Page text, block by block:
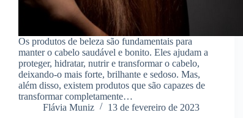
Os produtos de beleza são fundamentais para
manter o cabelo saudável e bonito. Eles ajudam a
proteger, hidratar, nutrir e transformar o cabelo,
deixando-o mais forte, brilhante e sedoso. Mas,
além disso, existem produtos que são capazes de
transformar completamente…
Flávia Muniz
13 de fevereiro de 2023